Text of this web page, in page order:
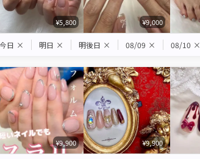
¥5,800 ¥9,000
今日 × 明日 × 明後日 × 08/09 × 08/10 ×
¥9,900 ¥9,900